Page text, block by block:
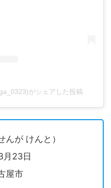
がシェアした投稿
が けんと）
月23日
屋市